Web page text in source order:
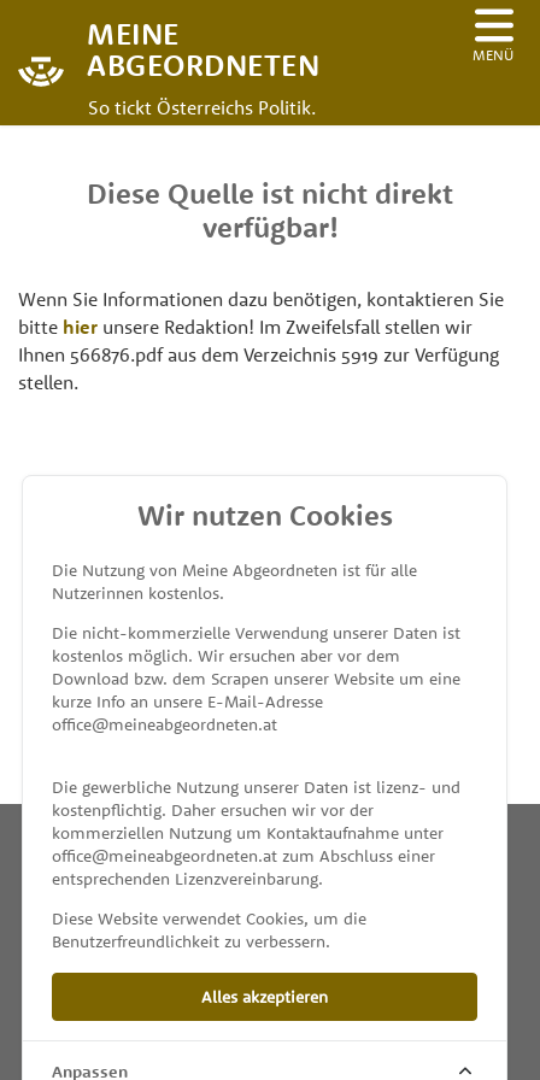
MEINE
ABGEORDNETEN
So tickt Österreichs Politik.
MENÜ
Diese Quelle ist nicht direkt
verfügbar!
Wenn Sie Informationen dazu benötigen, kontaktieren Sie
bitte hier unsere Redaktion! Im Zweifelsfall stellen wir
Ihnen 566876.pdf aus dem Verzeichnis 5919 zur Verfügung
stellen.
MEINE ABGEORDNETEN
unterstützt von
INFO
IMPRESSUM & KONTAKT
Wir nutzen Cookies
Die Nutzung von Meine Abgeordneten ist für alle
Nutzerinnen kostenlos.
Die nicht-kommerzielle Verwendung unserer Daten ist
kostenlos möglich. Wir ersuchen aber vor dem
Download bzw. dem Scrapen unserer Website um eine
kurze Info an unsere E-Mail-Adresse
office@meineabgeordneten.at
Die gewerbliche Nutzung unserer Daten ist lizenz- und
kostenpflichtig. Daher ersuchen wir vor der
kommerziellen Nutzung um Kontaktaufnahme unter
office@meineabgeordneten.at zum Abschluss einer
entsprechenden Lizenzvereinbarung.
Diese Website verwendet Cookies, um die
Benutzerfreundlichkeit zu verbessern.
Alles akzeptieren
Anpassen